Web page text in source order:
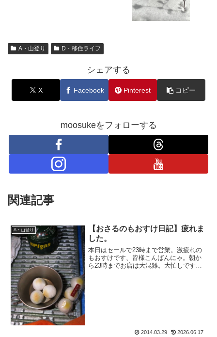
A・山登り D・移住ライフ
シェアする
X Facebook Pinterest コピー
moosukeをフォローする
関連記事
A・山登り
【おさるのもおすけ日記】疲れま
した。
本日はセールで23時まで営業。激疲れの
もおすけです、皆様こんばんにゃ。朝か
ら23時までお店は大混雑。大忙しです。
2014.03.29 2026.06.17